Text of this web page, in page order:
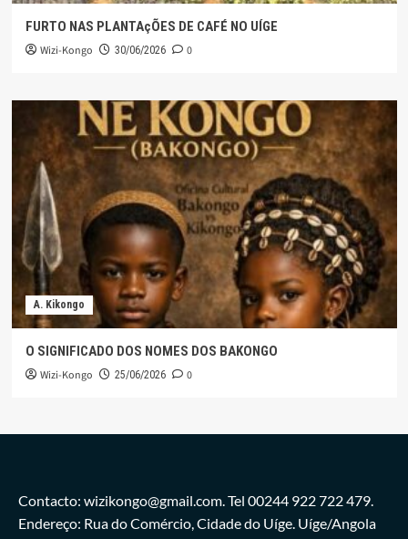
FURTO NAS PLANTAçÕES DE CAFÉ NO UÍGE
Wizi-Kongo 30/06/2026 0
A. Kikongo
O SIGNIFICADO DOS NOMES DOS BAKONGO
Wizi-Kongo 25/06/2026 0
Contacto: wizikongo@gmail.com. Tel 00244 922 722 479.
Endereço: Rua do Comércio, Cidade do Uíge. Uíge/Angola